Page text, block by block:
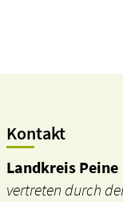
Kontakt
Landkreis Peine
vertreten durch